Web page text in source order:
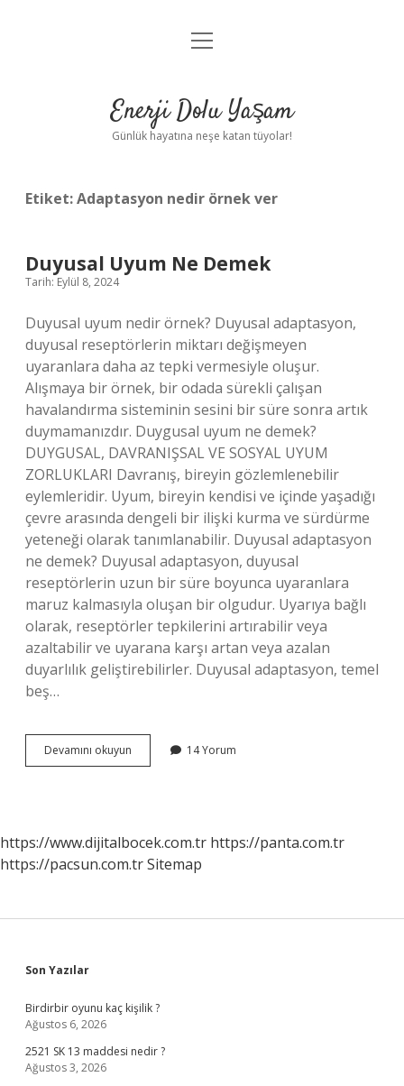
Anasayfa
Yasal Uyarı
menüyü
Enerji Dolu Yaşam
Günlük hayatına neşe katan tüyolar!
Etiket:Adaptasyon nedir örnek ver
Duyusal Uyum Ne Demek
Tarih: Eylül 8, 2024
Duyusal uyum nedir örnek? Duyusal adaptasyon,
duyusal reseptörlerin miktarı değişmeyen
uyaranlara daha az tepki vermesiyle oluşur.
Alışmaya bir örnek, bir odada sürekli çalışan
havalandırma sisteminin sesini bir süre sonra artık
duymamanızdır. Duygusal uyum ne demek?
DUYGUSAL, DAVRANIŞSAL VE SOSYAL UYUM
ZORLUKLARI Davranış, bireyin gözlemlenebilir
eylemleridir. Uyum, bireyin kendisi ve içinde yaşadığı
çevre arasında dengeli bir ilişki kurma ve sürdürme
yeteneği olarak tanımlanabilir. Duyusal adaptasyon
ne demek? Duyusal adaptasyon, duyusal
reseptörlerin uzun bir süre boyunca uyaranlara
maruz kalmasıyla oluşan bir olgudur. Uyarıya bağlı
olarak, reseptörler tepkilerini artırabilir veya
azaltabilir ve uyarana karşı artan veya azalan
duyarlılık geliştirebilirler. Duyusal adaptasyon, temel
beş…
Devamını okuyun Duyusal
Uyum
14 Yorum
https://www.dijitalbocek.com.tr https://panta.com.tr
https://pacsun.com.trSitemap
Sidebar
Son Yazılar
Birdirbir oyunu kaç kişilik ?
Ağustos 6, 2026
2521 SK 13 maddesi nedir ?
Ağustos 3, 2026